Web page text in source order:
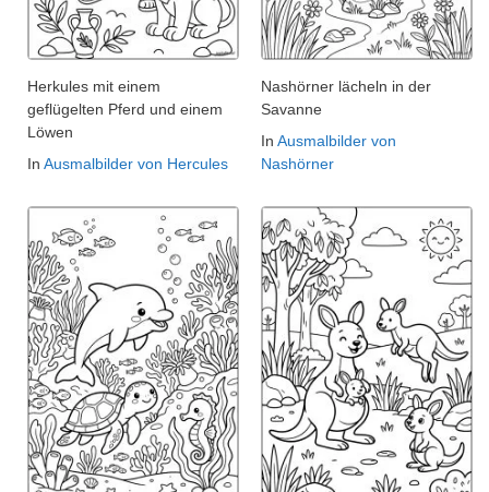
Herkules mit einem
geflügelten Pferd und einem
Löwen
In Ausmalbilder von Hercules
Nashörner lächeln in der
Savanne
In Ausmalbilder von
Nashörner